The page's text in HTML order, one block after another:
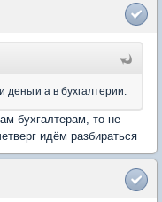
а в бухгалтерии.
бухгалтерам, то не
идём разбираться